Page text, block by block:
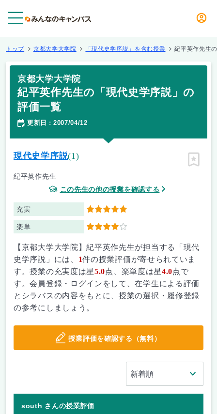
トップ 京都大学大学院 「現代史学序説」を含む授業 紀平英作先生
京都大学大学院
紀平英作先生の「現代史学序説」の
評価一覧
更新日 ： 2007/04/12
現代史学序説(1)
紀平英作先生
この先生の他の授業を確認する
充実 5
楽単 4
ピン留
【京都大学大学院】紀平英作先生が担当する「現代
史学序説」には、 1件の授業評価が寄せられていま
す。授業の充実度は星5.0点、楽単度は星4.0点で
す。会員登録・ログインをして、在学生による評価
とシラバスの内容をもとに、授業の選択・履修登録
の参考にしましょう。
授業評価を確認する（無料）
south さんの授業評価